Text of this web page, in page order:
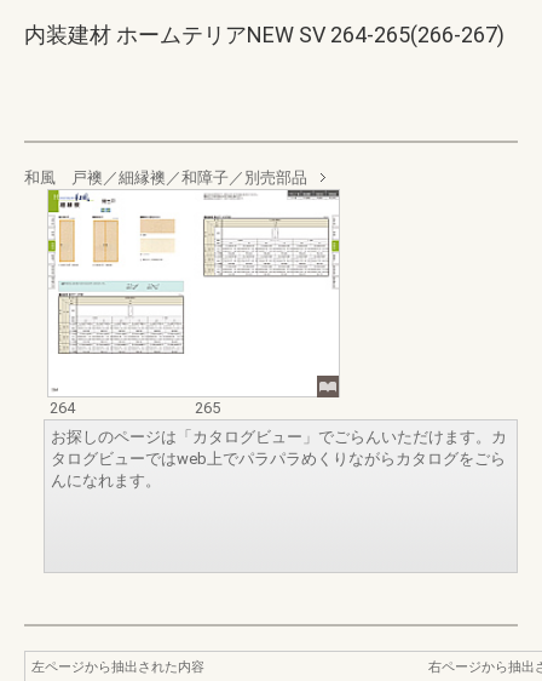
内装建材 ホームテリアNEW SV 264-265(266-267)
和風 戸襖／細縁襖／和障子／別売部品
264
265
お探しのページは「カタログビュー」でごらんいただけます。カ
タログビューではweb上でパラパラめくりながらカタログをごら
んになれます。
左ページから抽出された内容
右ページから抽出